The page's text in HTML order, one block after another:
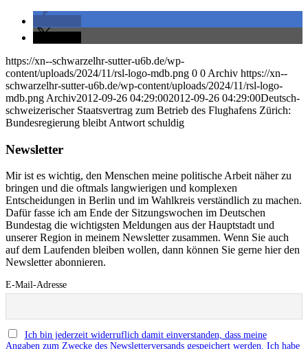
https://xn--schwarzelhr-sutter-u6b.de/wp-
content/uploads/2024/11/rsl-logo-mdb.png 0 0 Archiv https://xn--
schwarzelhr-sutter-u6b.de/wp-content/uploads/2024/11/rsl-logo-
mdb.png Archiv2012-09-26 04:29:002012-09-26 04:29:00Deutsch-
schweizerischer Staatsvertrag zum Betrieb des Flughafens Zürich:
Bundesregierung bleibt Antwort schuldig
Newsletter
Mir ist es wichtig, den Menschen meine politische Arbeit näher zu
bringen und die oftmals langwierigen und komplexen
Entscheidungen in Berlin und im Wahlkreis verständlich zu machen.
Dafür fasse ich am Ende der Sitzungswochen im Deutschen
Bundestag die wichtigsten Meldungen aus der Hauptstadt und
unserer Region in meinem Newsletter zusammen. Wenn Sie auch
auf dem Laufenden bleiben wollen, dann können Sie gerne hier den
Newsletter abonnieren.
E-Mail-Adresse
Ich bin jederzeit widerruflich damit einverstanden, dass meine
Angaben zum Zwecke des Newsletterversands gespeichert werden. Ich habe